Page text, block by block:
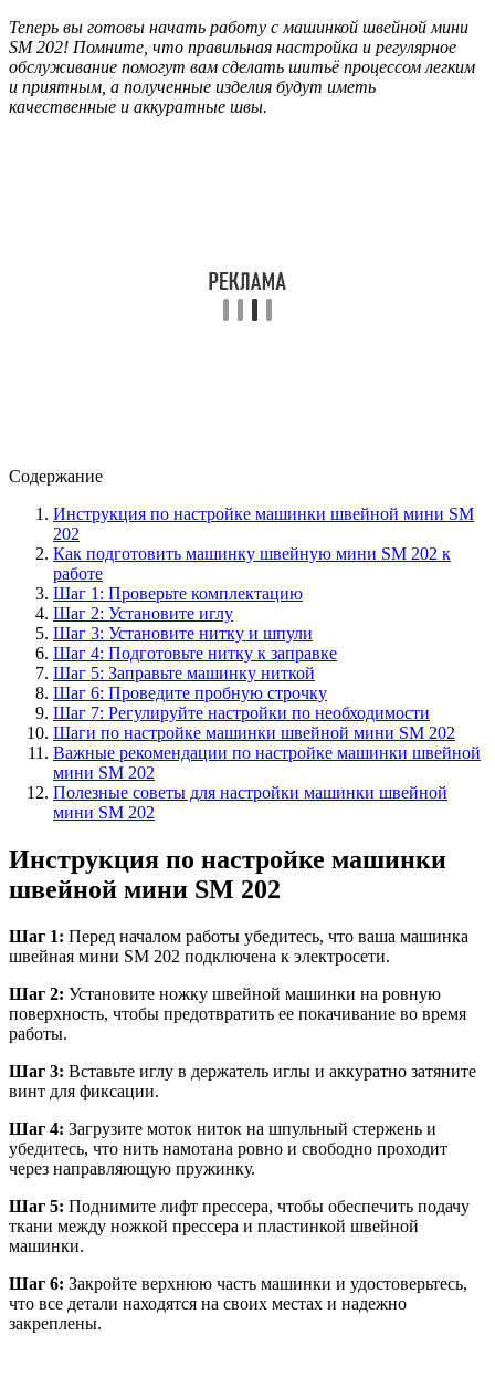
Теперь вы готовы начать работу с машинкой швейной мини
SM 202! Помните, что правильная настройка и регулярное
обслуживание помогут вам сделать шитьё процессом легким
и приятным, а полученные изделия будут иметь
качественные и аккуратные швы.
Содержание
Инструкция по настройке машинки швейной мини SM
202
Как подготовить машинку швейную мини SM 202 к
работе
Шаг 1: Проверьте комплектацию
Шаг 2: Установите иглу
Шаг 3: Установите нитку и шпули
Шаг 4: Подготовьте нитку к заправке
Шаг 5: Заправьте машинку ниткой
Шаг 6: Проведите пробную строчку
Шаг 7: Регулируйте настройки по необходимости
Шаги по настройке машинки швейной мини SM 202
Важные рекомендации по настройке машинки швейной
мини SM 202
Полезные советы для настройки машинки швейной
мини SM 202
Инструкция по настройке машинки
швейной мини SM 202
Шаг 1: Перед началом работы убедитесь, что ваша машинка
швейная мини SM 202 подключена к электросети.
Шаг 2: Установите ножку швейной машинки на ровную
поверхность, чтобы предотвратить ее покачивание во время
работы.
Шаг 3: Вставьте иглу в держатель иглы и аккуратно затяните
винт для фиксации.
Шаг 4: Загрузите моток ниток на шпульный стержень и
убедитесь, что нить намотана ровно и свободно проходит
через направляющую пружинку.
Шаг 5: Поднимите лифт прессера, чтобы обеспечить подачу
ткани между ножкой прессера и пластинкой швейной
машинки.
Шаг 6: Закройте верхнюю часть машинки и удостоверьтесь,
что все детали находятся на своих местах и надежно
закреплены.